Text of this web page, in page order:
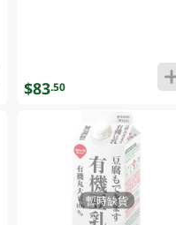
$83.50
暫時缺貨